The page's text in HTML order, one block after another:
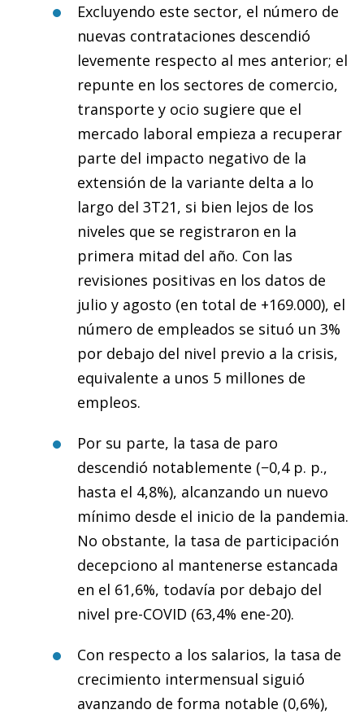
Excluyendo este sector, el número de
nuevas contrataciones descendió
levemente respecto al mes anterior; el
repunte en los sectores de comercio,
transporte y ocio sugiere que el
mercado laboral empieza a recuperar
parte del impacto negativo de la
extensión de la variante delta a lo
largo del 3T21, si bien lejos de los
niveles que se registraron en la
primera mitad del año. Con las
revisiones positivas en los datos de
julio y agosto (en total de +169.000), el
número de empleados se situó un 3%
por debajo del nivel previo a la crisis,
equivalente a unos 5 millones de
empleos.
Por su parte, la tasa de paro
descendió notablemente (−0,4 p. p.,
hasta el 4,8%), alcanzando un nuevo
mínimo desde el inicio de la pandemia.
No obstante, la tasa de participación
decepciono al mantenerse estancada
en el 61,6%, todavía por debajo del
nivel pre-COVID (63,4% ene-20).
Con respecto a los salarios, la tasa de
crecimiento intermensual siguió
avanzando de forma notable (0,6%),